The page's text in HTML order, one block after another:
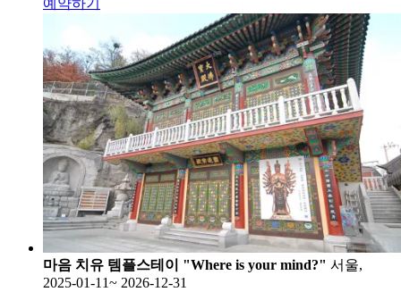
예약하기
마음 치유 템플스테이 "Where is your mind?" 서울,
2025-01-11~ 2026-12-31